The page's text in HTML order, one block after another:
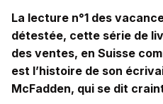
La lecture n°1 des
détestée, cette série de
des ventes, en Suisse
est l’histoire de son
McFadden, qui se dit